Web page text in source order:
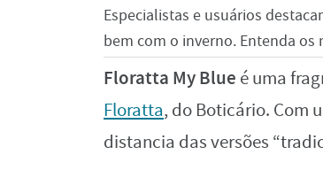
Especialistas e usuários
bem com o inverno. Entenda os
Floratta My Blue é uma
Floratta, do Boticário. Com
distancia das versões